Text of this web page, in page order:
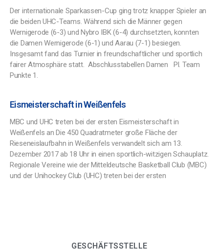
Der internationale Sparkassen-Cup ging trotz knapper Spieler an
die beiden UHC-Teams. Während sich die Männer gegen
Wernigerode (6-3) und Nybro IBK (6-4) durchsetzten, konnten
die Damen Wernigerode (6-1) und Aarau (7-1) besiegen.
Insgesamt fand das Turnier in freundschaftlicher und sportlich
fairer Atmosphäre statt. Abschlusstabellen Damen Pl. Team
Punkte 1.
Eismeisterschaft in Weißenfels
MBC und UHC treten bei der ersten Eismeisterschaft in
Weißenfels an Die 450 Quadratmeter große Fläche der
Rieseneislaufbahn in Weißenfels verwandelt sich am 13.
Dezember 2017 ab 18 Uhr in einen sportlich-witzigen Schauplatz.
Regionale Vereine wie der Mitteldeutsche Basketball Club (MBC)
und der Unihockey Club (UHC) treten bei der ersten
GESCHÄFTSSTELLE